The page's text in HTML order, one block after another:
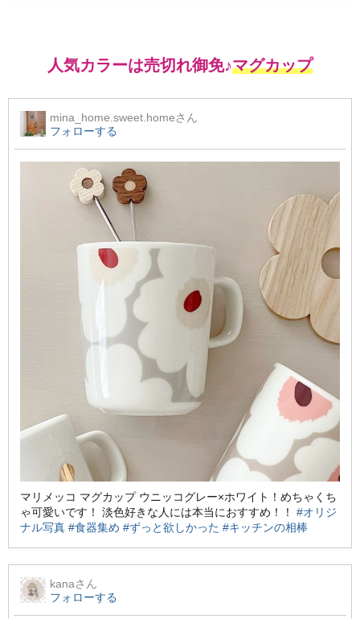
人気カラーは売切れ御免♪マグカップ
mina_home.sweet.homeさん
フォローする
マリメッコ マグカップ ウニッコグレー×ホワイト！めちゃくち
ゃ可愛いです！ 淡色好きな人には本当におすすめ！！ #オリジ
ナル写真 #食器集め #ずっと欲しかった #キッチンの相棒
kanaさん
フォローする